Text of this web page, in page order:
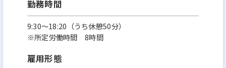
勤務時間
9:30～18:20（うち休憩50分）
※所定労働時間 8時間
雇用形態